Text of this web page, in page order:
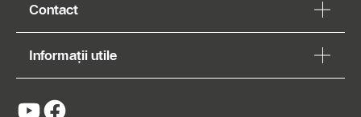
Contact
Informații utile